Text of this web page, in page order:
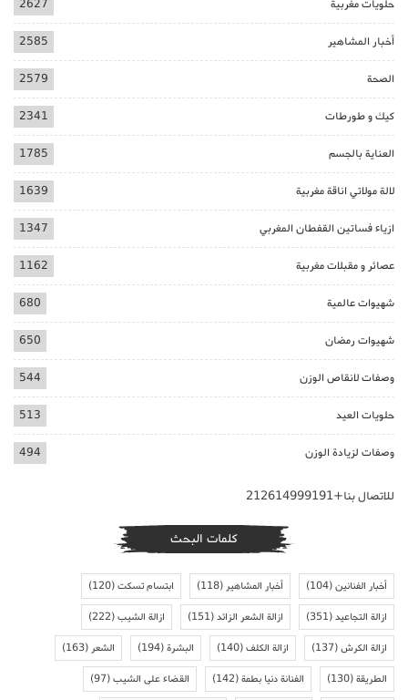
حلويات مغربية 2627
أخبار المشاهير 2585
الصحة 2579
كيك و طورطات 2341
العناية بالجسم 1785
لالة مولاتي اناقة مغربية 1639
ازياء فساتين القفطان المغربي 1347
عصائر و مقبلات مغربية 1162
شهيوات عالمية 680
شهيوات رمضان 650
وصفات لانقاص الوزن 544
حلويات العيد 513
وصفات لزيادة الوزن 494
للاتصال بنا+212614999191
كلمات البحث
أخبار الفنانين(104) أخبار المشاهير(118) ابتسام تسكت(120)
ازالة التجاعيد(351) ازالة الشعر الزائد(151) ازالة الشيب(222)
ازالة الكرش(137) ازالة الكلف(140) البشرة(194) الشعر(163)
الطريقة(130) الفنانة دنيا بطمة(142) القضاء على الشيب(97)